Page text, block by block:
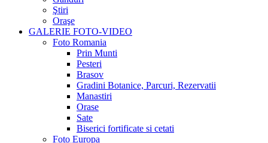
Ştiri
Oraşe
GALERIE FOTO-VIDEO
Foto Romania
Prin Munti
Pesteri
Brasov
Gradini Botanice, Parcuri, Rezervatii
Manastiri
Orase
Sate
Biserici fortificate si cetati
Foto Europa